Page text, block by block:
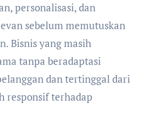
personalisasi, dan
sebelum memutuskan
Bisnis yang masih
tanpa beradaptasi
dan tertinggal dari
responsif terhadap